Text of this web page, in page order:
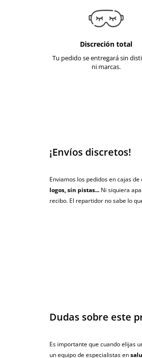
Discreción total
Tu pedido se entregará sin
ni marcas.
¡Envíos discretos!
Enviamos los pedidos en cajas
logos, sin pistas... Ni siquiera
recibo. El repartidor no sabe lo
Dudas sobre este
Es importante que cuando elijas
un equipo de especialistas en